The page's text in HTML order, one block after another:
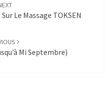
Le Massage TOKSEN
Mi Septembre)